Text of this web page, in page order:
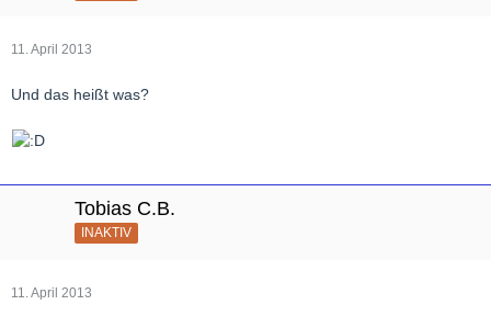
11. April 2013
Und das heißt was?
Tobias C.B.
INAKTIV
11. April 2013